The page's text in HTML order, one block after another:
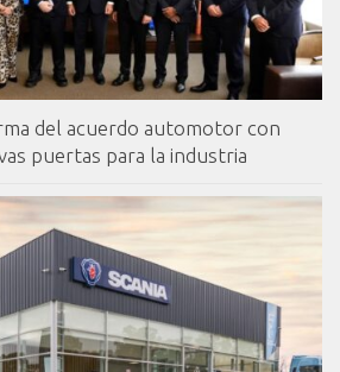
del acuerdo automotor con
puertas para la industria